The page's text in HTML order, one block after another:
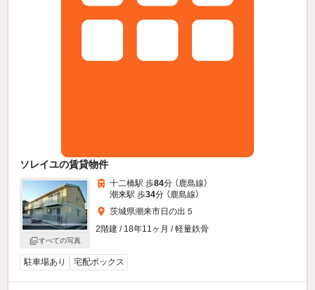
ソレイユの賃貸物件
すべての写真
十二橋駅 歩84分 （鹿島線）
潮来駅 歩34分 （鹿島線）
茨城県潮来市日の出５
2階建 / 18年11ヶ月 / 軽量鉄骨
駐車場あり 宅配ボックス